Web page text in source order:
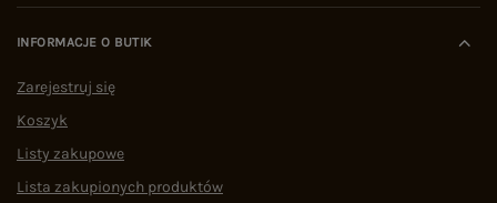
INFORMACJE O BUTIK
Zarejestruj się
Koszyk
Listy zakupowe
Lista zakupionych produktów